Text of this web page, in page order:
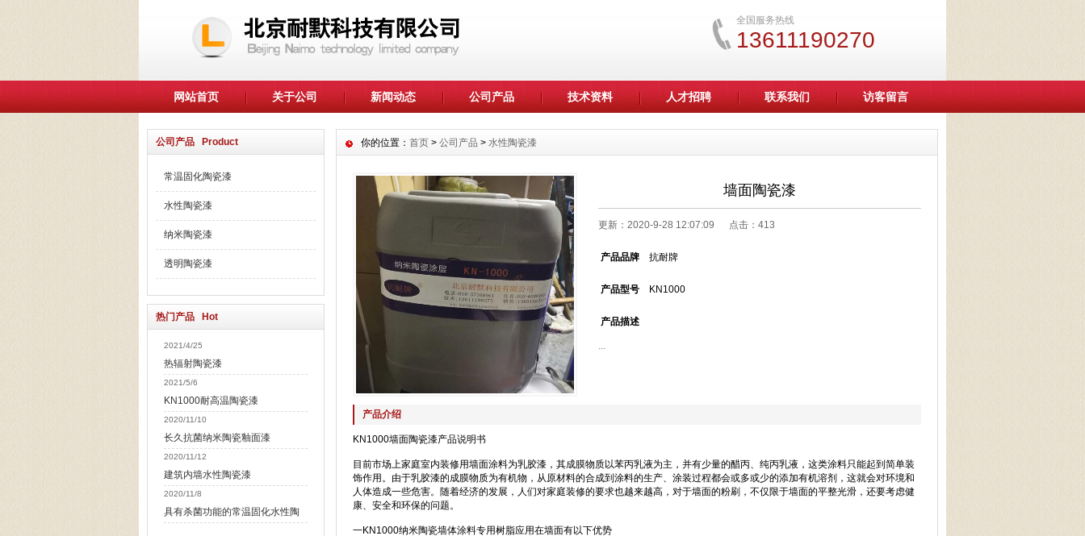
全国服务热线
13611190270
网站首页 关于公司 新闻动态 公司产品 技术资料 人才招聘 联系我们 访客留言
公司产品 Product
常温固化陶瓷漆
水性陶瓷漆
纳米陶瓷漆
透明陶瓷漆
热门产品 Hot
2021/4/25
热辐射陶瓷漆
2021/5/6
KN1000耐高温陶瓷漆
2020/11/10
长久抗菌纳米陶瓷釉面漆
2020/11/12
建筑内墙水性陶瓷漆
2020/11/8
具有杀菌功能的常温固化水性陶
你的位置： 首页 > 公司产品 > 水性陶瓷漆
墙面陶瓷漆
更新：2020-9-28 12:07:09 点击： 413
产品品牌 抗耐牌
产品型号 KN1000
产品描述
...
产品介绍
KN1000墙面陶瓷漆产品说明书
目前市场上家庭室内装修用墙面涂料为乳胶漆，其成膜物质以苯丙乳液为主，并有少量的醋丙、纯丙乳液，这类涂料只能起到简单装
饰作用。由于乳胶漆的成膜物质为有机物，从原材料的合成到涂料的生产、涂装过程都会或多或少的添加有机溶剂，这就会对环境和
人体造成一些危害。随着经济的发展，人们对家庭装修的要求也越来越高，对于墙面的粉刷，不仅限于墙面的平整光滑，还要考虑健
康、安全和环保的问题。
一KN1000纳米陶瓷墙体涂料专用树脂应用在墙面有以下优势